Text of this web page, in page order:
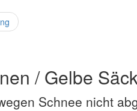
/ Gelbe
Schnee nicht